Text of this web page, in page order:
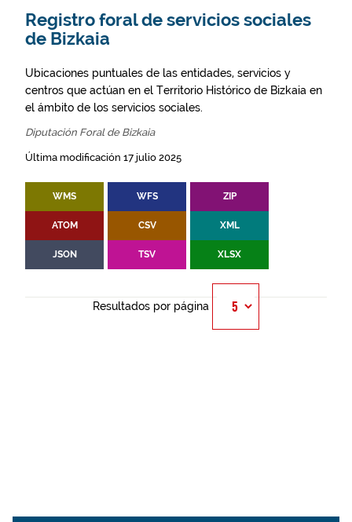
Registro foral de servicios sociales
de Bizkaia
Ubicaciones puntuales de las entidades, servicios y
centros que actúan en el Territorio Histórico de Bizkaia en
el ámbito de los servicios sociales.
Diputación Foral de Bizkaia
Última modificación 17 julio 2025
WMS WFS ZIP
ATOM CSV XML
JSON TSV XLSX
Resultados por página